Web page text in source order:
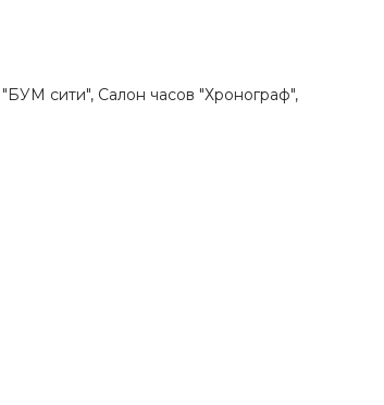
сити", Салон часов "Хронограф",